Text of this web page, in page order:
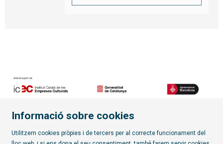
Diapositiva 2 de 7
Informació sobre cookies
Utilitzem cookies pròpies i de tercers per al correcte funcionament del